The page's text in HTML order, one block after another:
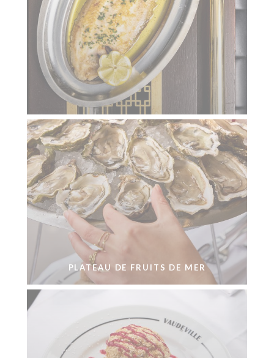
PLATEAU DE FRUITS DE MER